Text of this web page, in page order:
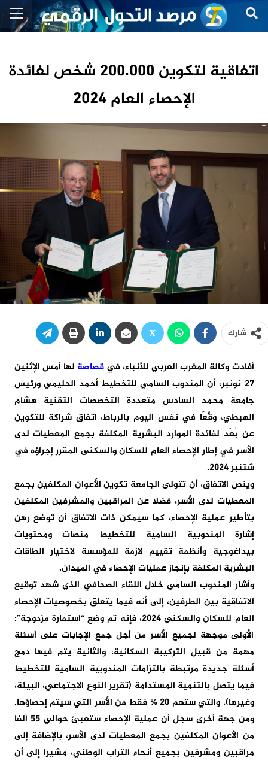
اتفاقية لتكوين 200.000 شخص لفائدة
الإحصاء العام 2024
شارك
أفادت وكالة المغرب العربي للأنباء، فيقصاصة لها أمس الإثنين
27 نونبر، أن المندوب السامي للتخطيط أحمد الحليمي ورئيس
جامعة محمد السادس متعددة التخصصات التقنية هشام
الهبطي، وقَّعَا في نفس اليوم بالرباط، اتفاق شراكة للتكوين
عن بُعْد لفائدة الموارد البشرية المكلفة بجمع المعطيات لدى
الأسر في إطار الإحصاء العام للسكان والسكنى المقرر إجراؤه في
شتنبر 2024.
وينص الاتفاق، أن تتولى الجامعة تكوين الأعوان المكلفين بجمع
المعطيات لدى الأسر، فضلا عن المراقبين والمشرفين المكلفين
بتأطير عملية الإحصاء، كما سيمكن ذات الاتفاق أن توضع رهن
إشارة المندوبية السامية للتخطيط منصات ومحتويات
بيداغوجية وأنظمة تقييم لازمة للمؤسسة لاختيار الطاقات
البشرية المكلفة بإنجاز عمليات الإحصاء في الميدان.
وأشار المندوب السامي خلال اللقاء الصحافي الذي شهد توقيع
الاتفاقية بين الطرفين، إلى أنه فيما يتعلق بخصوصيات الإحصاء
العام للسكان والسكنى 2024، فإنه تم وضع “استمارة مزدوجة”:
الأولى موجهة لجميع الأسر من أجل جمع الإجابات على أسئلة
مهمة من قبيل التركيبة السكانية، والثانية يتم فيها دمج
أسئلة جديدة مرتبطة بالتزامات المندوبية السامية للتخطيط
فيما يتصل بالتنمية المستدامة (تقرير النوع الاجتماعي، البيئة،
وغيرها)، والتي ستهم 20 % فقط من الأسر التي سيتم إحصاؤها.
ومن جهة أخرى سجل أن عملية الإحصاء ستعبئ حوالي 55 ألفا
من الأعوان المكلفين بجمع المعطيات لدى الأسر، بالإضافة إلى
مراقبين ومشرفين بجميع أنحاء التراب الوطني، مشيرا إلى أن